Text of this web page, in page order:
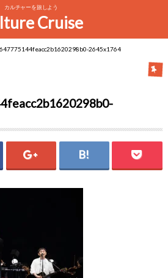
カルチャーを旅しよう
Cruise
2645x1764